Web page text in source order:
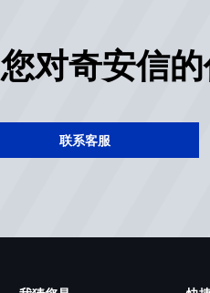
您对奇安信
联系客服